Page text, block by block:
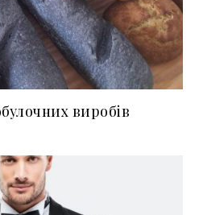
виробів